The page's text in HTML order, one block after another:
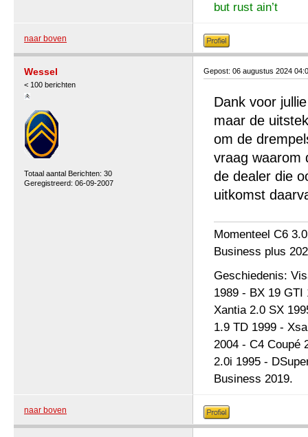
but rust ain’t
naar boven
Wessel
< 100 berichten
Totaal aantal Berichten: 30
Geregistreerd: 06-09-2007
Gepost: 06 augustus 2024
Dank voor
maar de
om de
vraag waarom
de dealer die
uitkomst
Momenteel C6
Business plus
Geschiedenis:
1989 - BX 19 GTI
Xantia 2.0 SX
1.9 TD 1999 -
2004 - C4 Coupé
2.0i 1995 -
Business 2019.
naar boven